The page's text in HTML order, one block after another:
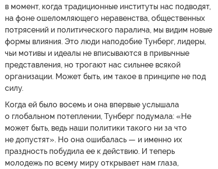
в момент, когда традиционные институты нас подводят,
на фоне ошеломляющего неравенства, общественных
потрясений и политического паралича, мы видим новые
формы влияния. Это люди наподобие Тунберг, лидеры,
чьи мотивы и идеалы не вписываются в привычные
представления, но трогают нас сильнее всякой
организации. Может быть, им такое в принципе не под
силу.
Когда ей было восемь и она впервые услышала
о глобальном потеплении, Тунберг подумала: «Не
может быть, ведь наши политики такого ни за что
не допустят». Но она ошибалась — и именно их
праздность побудила ее к действию. И теперь
молодежь по всему миру открывает нам глаза,